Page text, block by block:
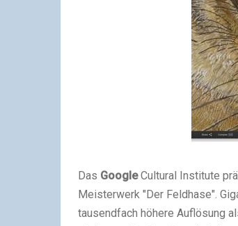
Das GoogleCultural Institute
Meisterwerk "Der Feldhase".
tausendfach höhere Auflösung